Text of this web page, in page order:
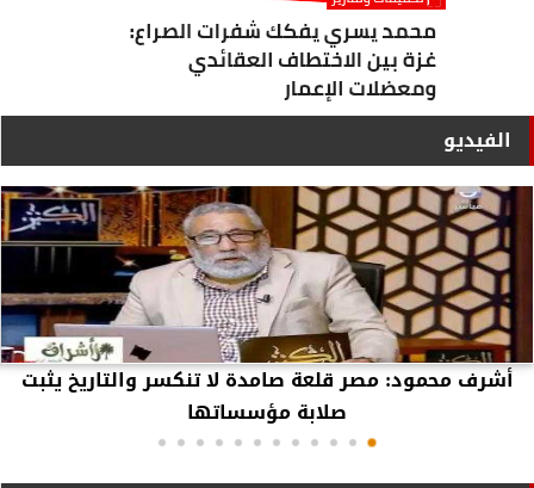
الفيديو
أشرف محمود: مصر قلعة صامدة لا تنكسر والتاريخ يثبت
صلابة مؤسساتها